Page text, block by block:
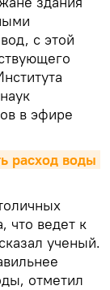
с этой
в эфире
расход воды
что ведет к
ученый.
отметил